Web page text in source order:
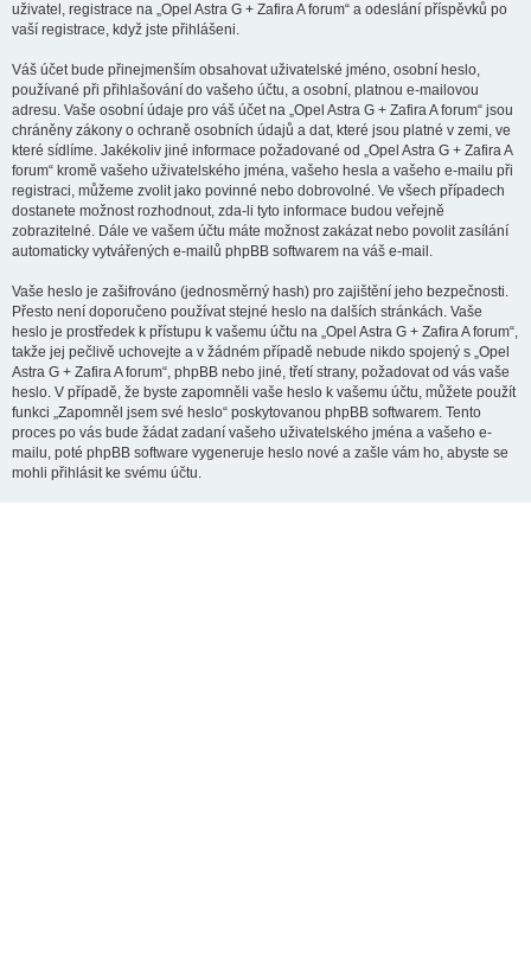
uživatel, registrace na „Opel Astra G + Zafira A forum“ a odeslání příspěvků po
vaší registrace, když jste přihlášeni.
Váš účet bude přinejmenším obsahovat uživatelské jméno, osobní heslo,
používané při přihlašování do vašeho účtu, a osobní, platnou e-mailovou
adresu. Vaše osobní údaje pro váš účet na „Opel Astra G + Zafira A forum“ jsou
chráněny zákony o ochraně osobních údajů a dat, které jsou platné v zemi, ve
které sídlíme. Jakékoliv jiné informace požadované od „Opel Astra G + Zafira A
forum“ kromě vašeho uživatelského jména, vašeho hesla a vašeho e-mailu při
registraci, můžeme zvolit jako povinné nebo dobrovolné. Ve všech případech
dostanete možnost rozhodnout, zda-li tyto informace budou veřejně
zobrazitelné. Dále ve vašem účtu máte možnost zakázat nebo povolit zasílání
automaticky vytvářených e-mailů phpBB softwarem na váš e-mail.
Vaše heslo je zašifrováno (jednosměrný hash) pro zajištění jeho bezpečnosti.
Přesto není doporučeno používat stejné heslo na dalších stránkách. Vaše
heslo je prostředek k přístupu k vašemu účtu na „Opel Astra G + Zafira A forum“,
takže jej pečlivě uchovejte a v žádném případě nebude nikdo spojený s „Opel
Astra G + Zafira A forum“, phpBB nebo jiné, třetí strany, požadovat od vás vaše
heslo. V případě, že byste zapomněli vaše heslo k vašemu účtu, můžete použít
funkci „Zapomněl jsem své heslo“ poskytovanou phpBB softwarem. Tento
proces po vás bude žádat zadaní vašeho uživatelského jména a vašeho e-
mailu, poté phpBB software vygeneruje heslo nové a zašle vám ho, abyste se
mohli přihlásit ke svému účtu.